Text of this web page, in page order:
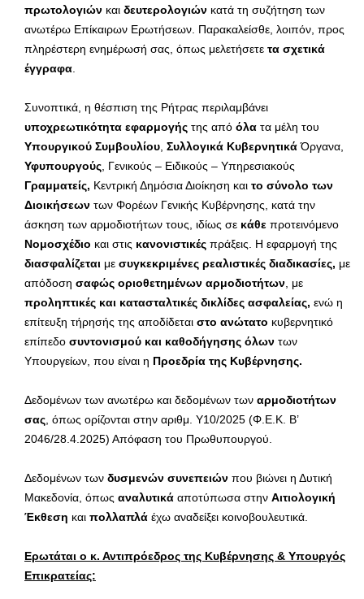
πρωτολογιών και δευτερολογιών κατά τη συζήτηση των
ανωτέρω Επίκαιρων Ερωτήσεων. Παρακαλείσθε, λοιπόν, προς
πληρέστερη ενημέρωσή σας, όπως μελετήσετε τα σχετικά
έγγραφα
Συνοπτικά, η θέσπιση της Ρήτρας περιλαμβάνει
υποχρεωτικότητα εφαρμογής της από όλα τα μέλη του
Υπουργικού Συμβουλίου Συλλογικά ΚυβερνητικάΌργανα,
Υφυπουργούς , Γενικούς – Ειδικούς – Υπηρεσιακούς
Γραμματείς, Κεντρική Δημόσια Διοίκηση και το σύνολο των
Διοικήσεων των Φορέων Γενικής Κυβέρνησης, κατά την
άσκηση των αρμοδιοτήτων τους, ιδίως σε κάθε προτεινόμενο
Νομοσχέδιο και στις κανονιστικές πράξεις. Η εφαρμογή της
διασφαλίζεται με συγκεκριμένες ρεαλιστικές διαδικασίες, με
απόδοση σαφώς οριοθετημένων αρμοδιοτήτων , με
προληπτικές και κατασταλτικές δικλίδες ασφαλείας, ενώ η
επίτευξη τήρησής της αποδίδεται στο ανώτατο κυβερνητικό
επίπεδο συντονισμού και καθοδήγησης όλων των
Υπουργείων, που είναι η Προεδρία της Κυβέρνησης.
Δεδομένων των ανωτέρω και δεδομένων των αρμοδιοτήτων
σας , όπως ορίζονται στην αριθμ. Υ10/2025 (Φ.Ε.Κ. Β’
2046/28.4.2025) Απόφαση του Πρωθυπουργού.
Δεδομένων των δυσμενών συνεπειών που βιώνει η Δυτική
Μακεδονία, όπως αναλυτικά αποτύπωσα στην Αιτιολογική
Έκθεση και πολλαπλά έχω αναδείξει κοινοβουλευτικά.
Ερωτάται ο κ. Αντιπρόεδρος της Κυβέρνησης & Υπουργός
Επικρατείας: